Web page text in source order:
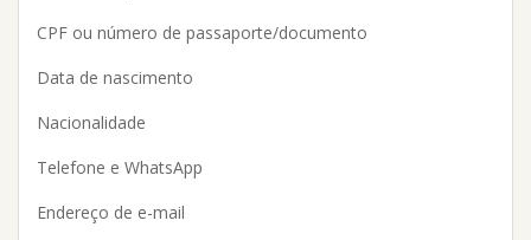
CPF ou número de passaporte/documento
Data de nascimento
Nacionalidade
Telefone e WhatsApp
Endereço de e-mail